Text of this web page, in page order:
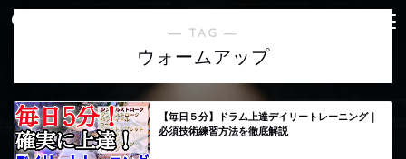
― TAG ―
ウォームアップ
【毎日５分】ドラム上達デイリートレーニング｜
必須技術練習方法を徹底解説